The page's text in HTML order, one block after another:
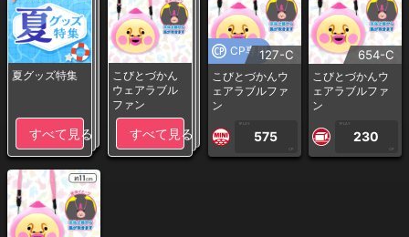
夏グッズ特集
すべて見る
こびとづかん
ウェアラブル
ファン
すべて見る
CP専用127-C
こびとづかんウ
ェアラブルファ
ン
1PLAY
575
CP
654-C
こびとづかんウ
ェアラブルファ
ン
1PLAY
230
CP